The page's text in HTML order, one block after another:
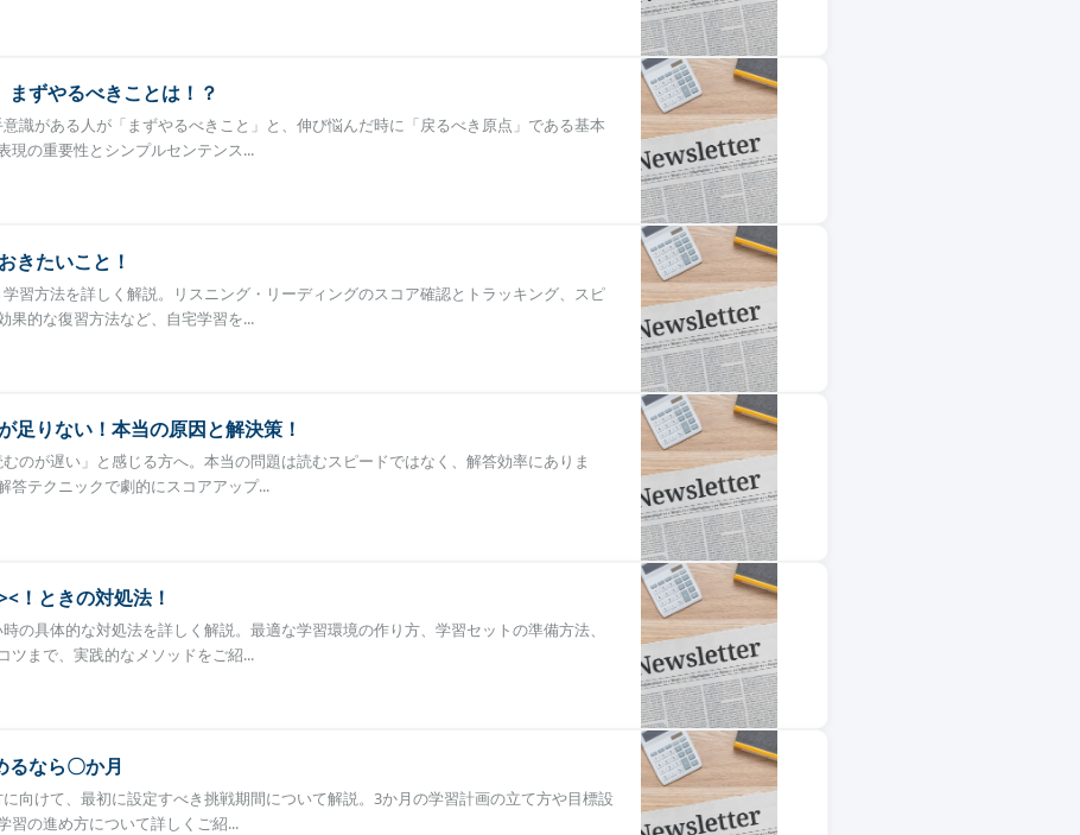
まずやるべきことは！？
識がある人が「まずやるべきこと」と、伸び悩んだ時に「戻るべき原点」である基本
現の重要性とシンプルセンテンス...
きたいこと！
習方法を詳しく解説。リスニング・リーディングのスコア確認とトラッキング、スピ
果的な復習方法など、自宅学習を...
足りない！本当の原因と解決策！
のが遅い」と感じる方へ。本当の問題は読むスピードではなく、解答効率にありま
答テクニックで劇的にスコアアップ...
！ときの対処法！
の具体的な対処法を詳しく解説。最適な学習環境の作り方、学習セットの準備方法、
ツまで、実践的なメソッドをご紹...
るなら〇か月
向けて、最初に設定すべき挑戦期間について解説。3か月の学習計画の立て方や目標設
習の進め方について詳しくご紹...